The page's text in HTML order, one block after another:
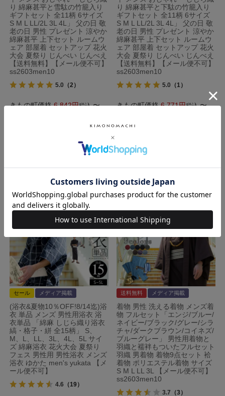
り 綿麻甚平と雪駄の竹籠入り
ギフトセット 全11柄 6サイズ
S M L LL/2L 3L 4L」 父の日 敬
老の日 男性 プレゼント 涼やか
綿麻甚平 上下セット ルームウ
ェア 部屋着 セットアップ 花火
大会 夏祭り じんべい じんべえ
【送料無料】【メール便不可】
ss2603men10
5.0 （2）
きもの町価格 6,842 税込 〜
2026/08/14 17:59
り 綿麻甚平と下駄の竹籠入り
ギフトセット 全11柄 6サイズ
S M L LL/2L 3L 4L」 父の日 敬
老の日 男性 プレゼント 涼やか
綿麻甚平 上下セット ルームウ
ェア 部屋着 セットアップ 花火
大会 夏祭り じんべい じんべえ
【送料無料】【メール便不可】
ss2603men10
5.0 （1）
きもの町価格 6,771 税込 〜
セール メディア掲載
(浴衣&夏物10％OFF!8/14迄)浴
衣 単品 メンズ 男性用浴衣 浴
衣単品 「綿麻 しじら織り浴衣
縞・格子・絣 全15柄」 S、
M、L、LL、3L、4L、5L サイ
ズ 綿麻浴衣 花火大会 夏祭り
フェス 男性用 男性浴衣 メンズ
浴衣 ゆかた men's yukata 【メ
ール便不可】
4.6 （19）
送料無料 メディア掲載
着物 男性 洗える着物 メンズ着
物 フルセット「エンジ/ブルー/
ネイビー/ブラック/グレー/シラ
チャ/ダークブラウン/コイネズ/
ブルーグレー」 男性用着物と
羽織と襦袢もついたフルセット
羽織 男着物 着物9点セット 袷
着物 ポリエステル着物 サイズ
S M L LL 3L 【メール便不可】
ss2603men10
3.7 （3）